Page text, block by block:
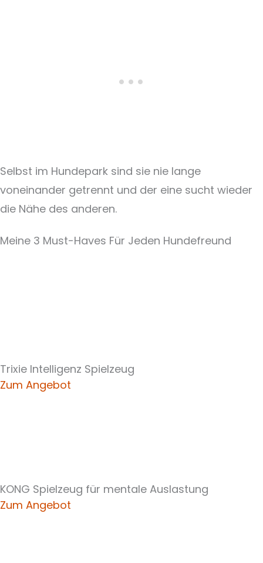
Selbst im Hundepark sind sie nie lange
voneinander getrennt und der eine sucht wieder
die Nähe des anderen.
Meine 3 Must-Haves Für Jeden Hundefreund​
Trixie Intelligenz Spielzeug
Zum Angebot
KONG Spielzeug für mentale Auslastung
Zum Angebot